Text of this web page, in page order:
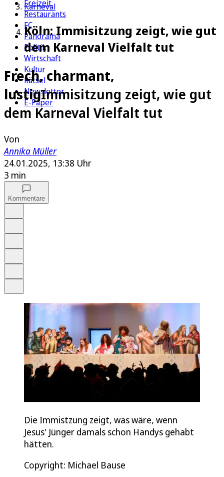
Freizeit
Restaurants
FC
Panorama
Politik
Wirtschaft
Kultur
Rätsel
Newsletter
E-Paper
Karneval
Köln: Immisitzung zeigt, wie gut
dem Karneval Vielfalt tut
Frech, charmant,
lustigImmisitzung zeigt, wie gut
dem Karneval Vielfalt tut
Von
Annika Müller
24.01.2025, 13:38 Uhr
3 min
Kommentare
Die Immistzung zeigt, was wäre, wenn
Jesus' Jünger damals schon Handys gehabt
hätten.
Copyright: Michael Bause